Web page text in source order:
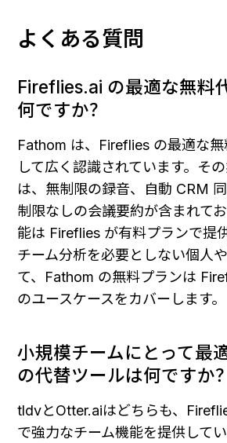
よくある質問
Fireflies.ai の最適な無料
何ですか？
Fathom は、Fireflies の最適な無
して広く認識されています。そ
は、無制限の録音、自動 CRM
制限なしの会議要約が含まれて
能は Fireflies が有料プランで提
チーム分析を必要としない個人
て、Fathom の無料プランは
のユースケースをカバーします。
小規模チームにとって最
の代替ツールは何ですか？
tldvとOtter.aiはどちらも、
で強力なチーム機能を提供して